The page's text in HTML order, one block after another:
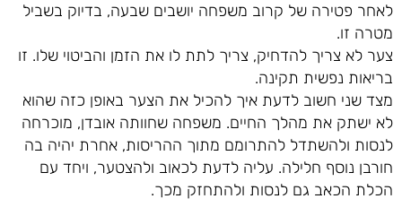
לאחר פטירה של קרוב משפחה יושבים שבעה, בדיוק בשביל
מטרה זו.
צער לא צריך להדחיק, צריך לתת לו את הזמן והביטוי שלו. זו
בריאות נפשית תקינה.
מצד שני חשוב לדעת איך להכיל את הצער באופן כזה שהוא
לא ישתק את מהלך החיים. משפחה שחוותה אובדן, מוכרחה
לנסות ולהשתדל להתרומם מתוך ההריסות, אחרת יהיה בה
חורבן נוסף חלילה. עליה לדעת לכאוב ולהצטער, ויחד עם
הכלת הכאב גם לנסות ולהתחזק מכך.